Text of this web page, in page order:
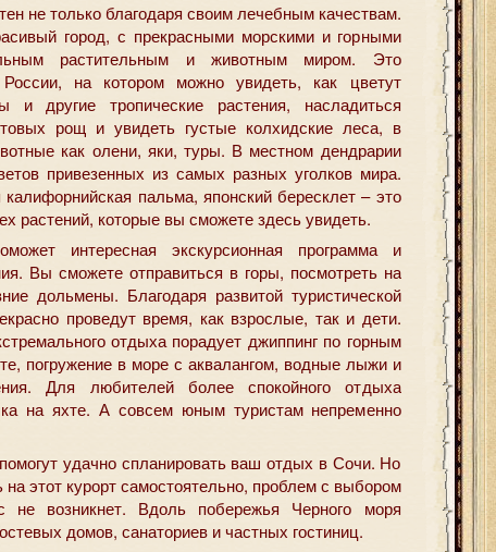
не только благодаря своим лечебным качествам.
город, с прекрасными морскими и горными
растительным и животным миром. Это
на котором можно увидеть, как цветут
и другие тропические растения, насладиться
рощ и увидеть густые колхидские леса, в
как олени, яки, туры. В местном дендрарии
привезенных из самых разных уголков мира.
пальма, японский бересклет – это
растений, которые вы сможете здесь увидеть.
интересная экскурсионная программа и
Вы сможете отправиться в горы, посмотреть на
дольмены. Благодаря развитой туристической
проведут время, как взрослые, так и дети.
отдыха порадует джиппинг по горным
погружение в море с аквалангом, водные лыжи и
Для любителей более спокойного отдыха
на яхте. А совсем юным туристам непременно
удачно спланировать ваш отдых в Сочи. Но
этот курорт самостоятельно, проблем с выбором
не возникнет. Вдоль побережья Черного моря
домов, санаториев и частных гостиниц.